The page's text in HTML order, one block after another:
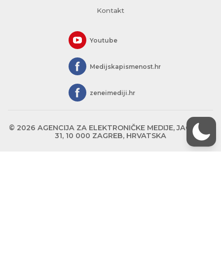
Kontakt
Youtube
Medijskapismenost.hr
zeneimediji.hr
© 2026 AGENCIJA ZA ELEKTRONIČKE MEDIJE, JAGIĆEVA
31, 10 000 ZAGREB, HRVATSKA